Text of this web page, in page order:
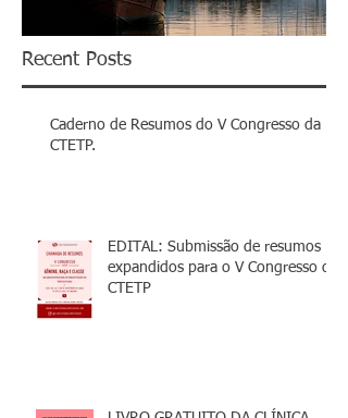
Recent Posts
Caderno de Resumos do V Congresso da
CTETP.
EDITAL: Submissão de resumos
expandidos para o V Congresso da
CTETP